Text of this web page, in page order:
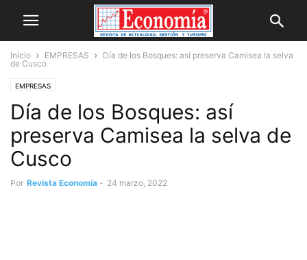
Inicio EMPRESAS
Día de los Bosques: así preserva Camisea la selva
de Cusco
EMPRESAS
Día de los Bosques: así
preserva Camisea la selva de
Cusco
Por Revista Economía - 24 marzo, 2022